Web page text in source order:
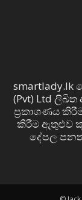
smartlady.lk
(Pvt) Ltd
ප්‍රකාශණය
කිරීම ඇතුළුව
දේපල